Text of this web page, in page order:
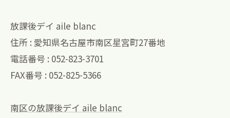
放課後デイ aile blanc
住所 : 愛知県名古屋市南区星宮町27番地
電話番号 : 052-823-3701
FAX番号 : 052-825-5366
南区の放課後デイ aile blanc